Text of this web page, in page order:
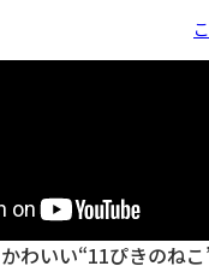
わいい“11ぴきのね